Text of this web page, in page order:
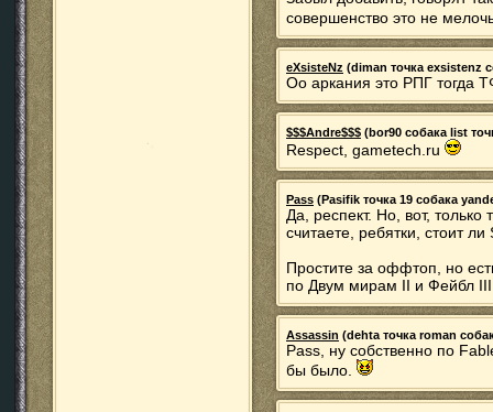
совершенство это не
eXsisteNz (diman точка exsistenz
Оо аркания это РПГ тогда
$$$Andre$$$ (bor90 собака list
Respect, gametech.ru
Pass (Pasifik точка 19 собака
Да, респект. Но, вот,
считаете, ребятки, стоит
Простите за оффтоп, но
по Двум мирам II и Фейбл
Assassin (dehta точка roman
Pass, ну собственно по
бы было.